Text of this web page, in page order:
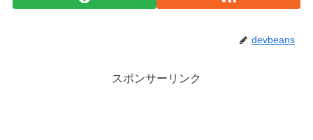
devbeans
スポンサーリンク